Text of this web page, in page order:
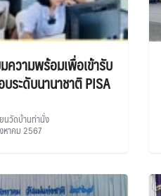
ความพร้อมเพื่อเข้ารับ
ระดับนานาชาติ PISA
ยนวัดบ้านท่านั่ง
หาคม 2567